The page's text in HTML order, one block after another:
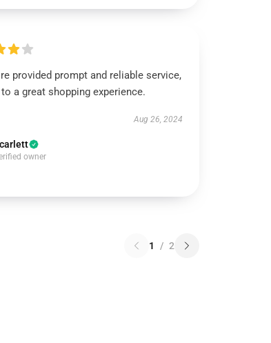
provided prompt and reliable service,
to a great shopping experience.
Aug 26, 2024
owner
1 / 2